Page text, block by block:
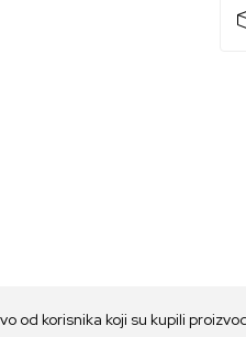
od korisnika koji su kupili